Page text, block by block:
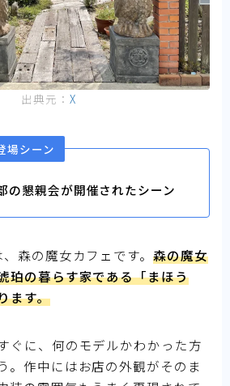
出典元： X
場シーン
の懇親会が開催されたシーン
森の魔女カフェです。 森の魔女
珀の暮らす家である「まほう
ます。
ぐに、何のモデルかわかった方
。作中にはお店の外観がそのま